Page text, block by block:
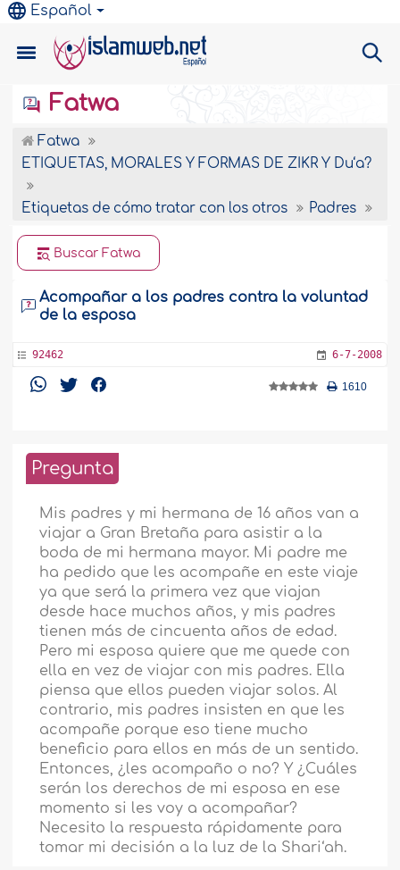
Español
Fatwa
Fatwa
ETIQUETAS, MORALES Y FORMAS DE ZIKR Y Du‘a?
Etiquetas de cómo tratar con los otros Padres
Buscar Fatwa
Acompañar a los padres contra la voluntad
de la esposa
92462 6-7-2008
1610
Pregunta
Mis padres y mi hermana de 16 años van a
viajar a Gran Bretaña para asistir a la
boda de mi hermana mayor. Mi padre me
ha pedido que les acompañe en este viaje
ya que será la primera vez que viajan
desde hace muchos años, y mis padres
tienen más de cincuenta años de edad.
Pero mi esposa quiere que me quede con
ella en vez de viajar con mis padres. Ella
piensa que ellos pueden viajar solos. Al
contrario, mis padres insisten en que les
acompañe porque eso tiene mucho
beneficio para ellos en más de un sentido.
Entonces, ¿les acompaño o no? Y ¿Cuáles
serán los derechos de mi esposa en ese
momento si les voy a acompañar?
Necesito la respuesta rápidamente para
tomar mi decisión a la luz de la Shari‘ah.